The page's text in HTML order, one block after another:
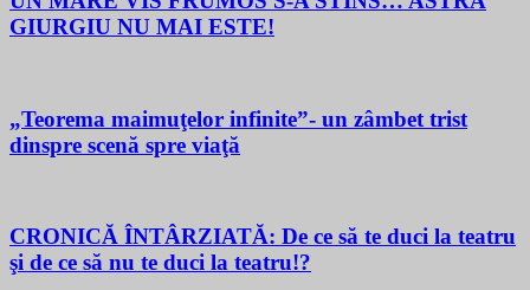
GIURGIU NU MAI ESTE!
„Teorema maimuţelor infinite”- un zâmbet trist
dinspre scenă spre viaţă
CRONICĂ ÎNTÂRZIATĂ: De ce să te duci la teatru
şi de ce să nu te duci la teatru!?